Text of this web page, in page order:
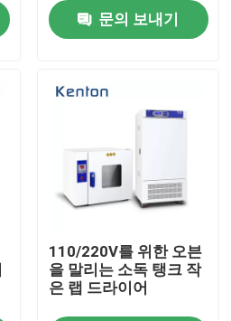
문의 보내기
110/220V를 위한 오븐
을 말리는 소독 탱크 작
은 랩 드라이어